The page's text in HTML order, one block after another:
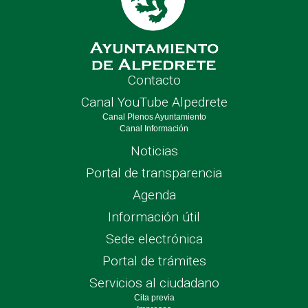
Contacto
Canal YouTube Alpedrete
Canal Plenos Ayuntamiento
Canal Información
Noticias
Portal de transparencia
Agenda
Información útil
Sede electrónica
Portal de trámites
Servicios al ciudadano
Cita previa